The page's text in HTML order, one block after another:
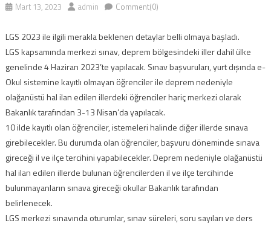
Mart 13, 2023 admin Comment(0)
LGS 2023 ile ilgili merakla beklenen detaylar belli olmaya başladı.
LGS kapsamında merkezi sınav, deprem bölgesindeki iller dahil ülke
genelinde 4 Haziran 2023’te yapılacak. Sınav başvuruları, yurt dışında e-
Okul sistemine kayıtlı olmayan öğrenciler ile deprem nedeniyle
olağanüstü hal ilan edilen illerdeki öğrenciler hariç merkezi olarak
Bakanlık tarafından 3-13 Nisan’da yapılacak.
10 ilde kayıtlı olan öğrenciler, istemeleri halinde diğer illerde sınava
girebilecekler. Bu durumda olan öğrenciler, başvuru döneminde sınava
gireceği il ve ilçe tercihini yapabilecekler. Deprem nedeniyle olağanüstü
hal ilan edilen illerde bulunan öğrencilerden il ve ilçe tercihinde
bulunmayanların sınava gireceği okullar Bakanlık tarafından
belirlenecek.
LGS merkezi sınavında oturumlar, sınav süreleri, soru sayıları ve ders